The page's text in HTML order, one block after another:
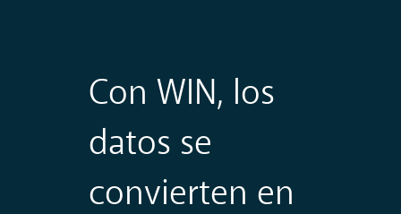
Con WIN, los
datos se
convierten en